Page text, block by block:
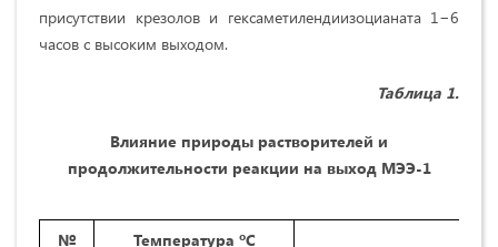
присутствии крезолов и гексаметилендиизоцианата 1−6
часов с высоким выходом.
Таблица 1.
Влияние природы растворителей и
продолжительности реакции на выход МЭЭ-1
№ Температура ºС